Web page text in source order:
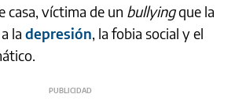
casa, víctima de un bullyingque la
la depresión, la fobia social y el